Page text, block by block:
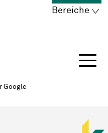
Kriens
Bereiche
Google